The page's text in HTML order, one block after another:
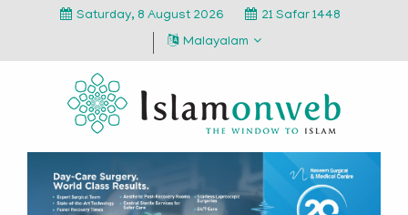
Saturday, 8 August 2026
21 Safar 1448
Malayalam